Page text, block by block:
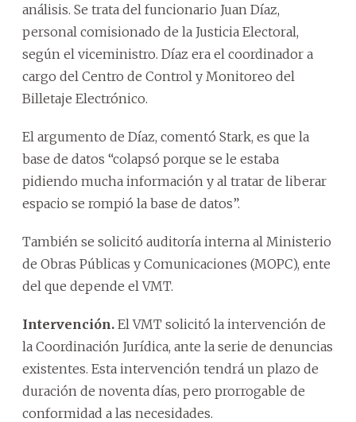
análisis. Se trata del funcionario Juan Díaz,
personal comisionado de la Justicia Electoral,
según el viceministro. Díaz era el coordinador a
cargo del Centro de Control y Monitoreo del
Billetaje Electrónico.
El argumento de Díaz, comentó Stark, es que la
base de datos “colapsó porque se le estaba
pidiendo mucha información y al tratar de liberar
espacio se rompió la base de datos”.
También se solicitó auditoría interna al Ministerio
de Obras Públicas y Comunicaciones (MOPC), ente
del que depende el VMT.
Intervención. El VMT solicitó la intervención de
la Coordinación Jurídica, ante la serie de denuncias
existentes. Esta intervención tendrá un plazo de
duración de noventa días, pero prorrogable de
conformidad a las necesidades.